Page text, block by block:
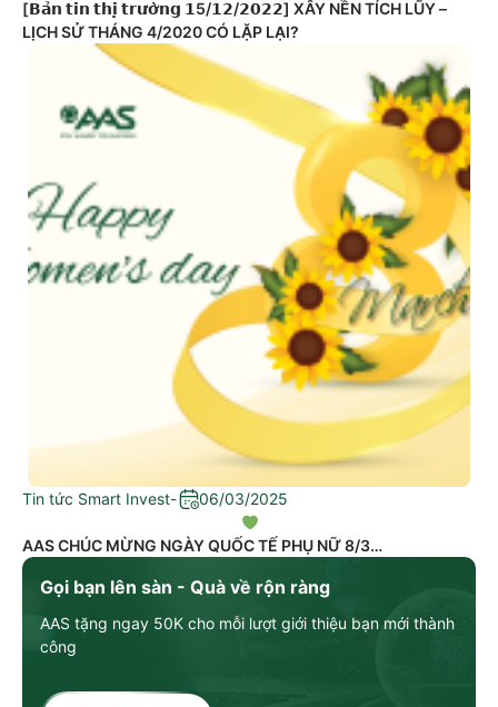
Gọi bạn lên sàn - Quà về rộn ràng
AAS tặng ngay 50K cho mỗi lượt giới thiệu bạn mới thành
công
[𝗕𝗮̉𝗻 𝘁𝗶𝗻 𝘁𝗵𝗶̣ 𝘁𝗿𝘂̛𝗼̛̀𝗻𝗴 𝟭5/𝟭𝟮/𝟮𝟬𝟮𝟮] XÂY NỀN TÍCH LŨY –
LỊCH SỬ THÁNG 4/2020 CÓ LẶP LẠI?
Tin tức Smart Invest- 06/03/2025
AAS CHÚC MỪNG NGÀY QUỐC TẾ PHỤ NỮ 8/3